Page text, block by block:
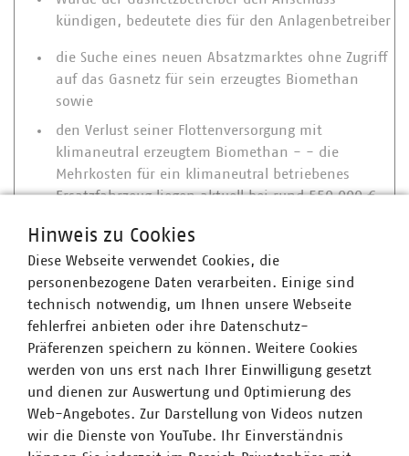
kündigen, bedeutete dies für den Anlagenbetreiber
die Suche eines neuen Absatzmarktes ohne Zugriff
auf das Gasnetz für sein erzeugtes Biomethan
sowie
den Verlust seiner Flottenversorgung mit
klimaneutral erzeugtem Biomethan - - die
Mehrkosten für ein klimaneutral betriebenes
Ersatzfahrzeug liegen aktuell bei rund 550.000 €
Positionspapier Biogas Zunahme
Einspeisebegehren
Ansprechpartner
Hinweis zu Cookies
Diese Webseite verwendet Cookies, die
personenbezogene Daten verarbeiten. Einige sind
technisch notwendig, um Ihnen unsere Webseite
fehlerfrei anbieten oder ihre Datenschutz-
Präferenzen speichern zu können. Weitere Cookies
werden von uns erst nach Ihrer Einwilligung gesetzt
und dienen zur Auswertung und Optimierung des
Web-Angebotes. Zur Darstellung von Videos nutzen
wir die Dienste von YouTube. Ihr Einverständnis